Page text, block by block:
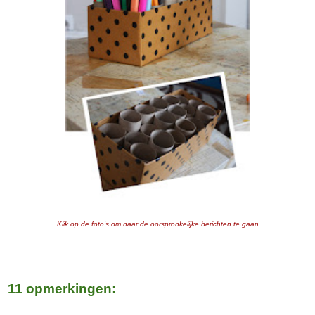
Klik op de foto's om naar de oorspronkelijke berichten te gaan
11 opmerkingen: